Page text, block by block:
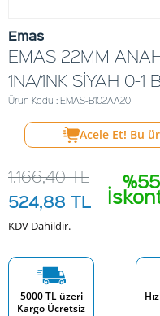
Emas
EMAS 22MM
1NA/1NK SİYAH 0-1
Ürün Kodu : EMAS-B102AA20
Acele Et! Bu
%55
1.166,40TL
524,88 TL
KDV Dahildir.
5000 TL üzeri
Kargo Ücretsiz